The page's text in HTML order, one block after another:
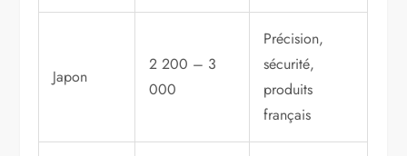
Japon
2 200 – 3
000
Précision,
sécurité,
produits
français